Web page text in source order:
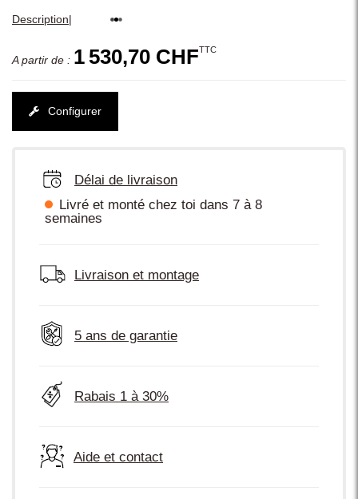
Description|
A partir de : 1 530,70 CHFTTC
Configurer
Délai de livraison
Livré et monté chez toi dans 7 à 8
semaines
Livraison et montage
5 ans de garantie
Rabais 1 à 30%
Aide et contact